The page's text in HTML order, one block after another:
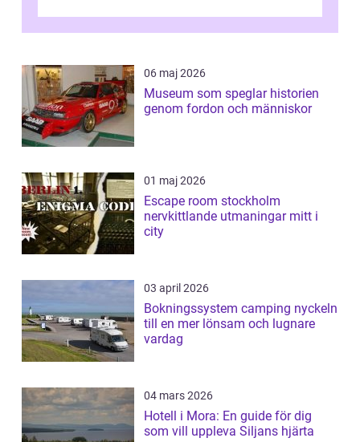
06 maj 2026
Museum som speglar historien
genom fordon och människor
01 maj 2026
Escape room stockholm
nervkittlande utmaningar mitt i
city
03 april 2026
Bokningssystem camping nyckeln
till en mer lönsam och lugnare
vardag
04 mars 2026
Hotell i Mora: En guide för dig
som vill uppleva Siljans hjärta